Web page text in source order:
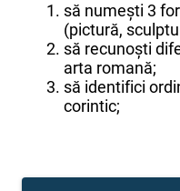
să numești 3
(pictură,
să recunoști
arta romană;
să identifici
corintic;